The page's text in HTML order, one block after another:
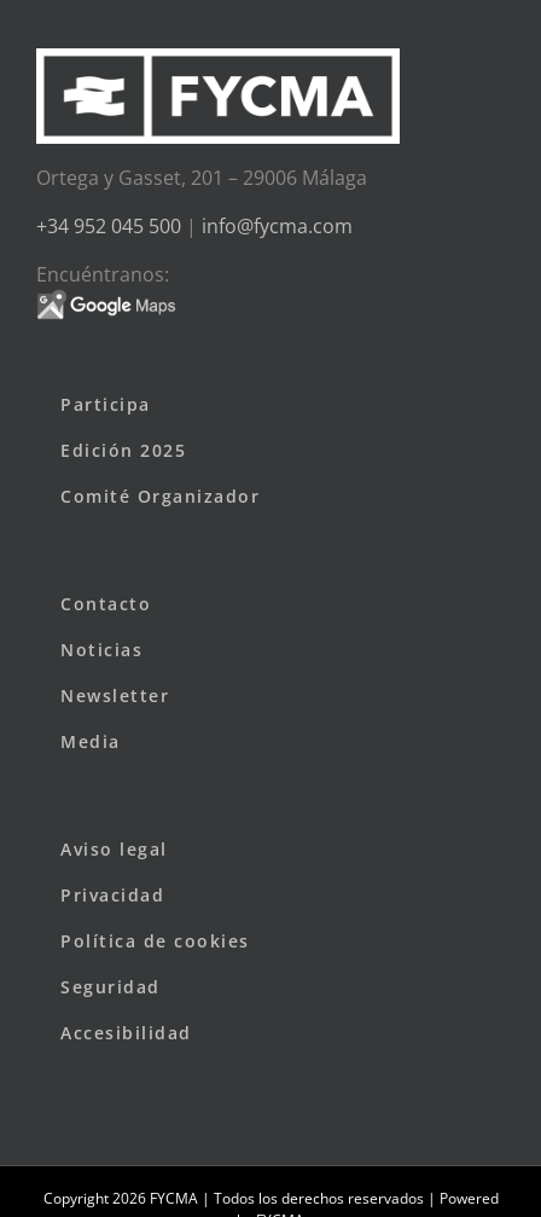
Ortega y Gasset, 201 – 29006 Málaga
+34 952 045 500 | info@fycma.com
Encuéntranos:
Participa
Edición 2025
Comité Organizador
Contacto
Noticias
Newsletter
Media
Aviso legal
Privacidad
Política de cookies
Seguridad
Accesibilidad
Copyright2026 FYCMA | Todos los derechos reservados | Powered